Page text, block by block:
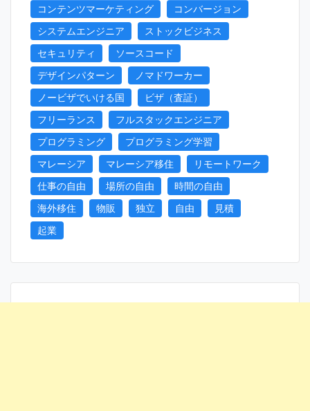
コンテンツマーケティング
コンバージョン
システムエンジニア
ストックビジネス
セキュリティ
ソースコード
デザインパターン
ノマドワーカー
ノービザでいける国
ビザ（査証）
フリーランス
フルスタックエンジニア
プログラミング
プログラミング学習
マレーシア
マレーシア移住
リモートワーク
仕事の自由
場所の自由
時間の自由
海外移住
物販 独立 自由
見積
起業